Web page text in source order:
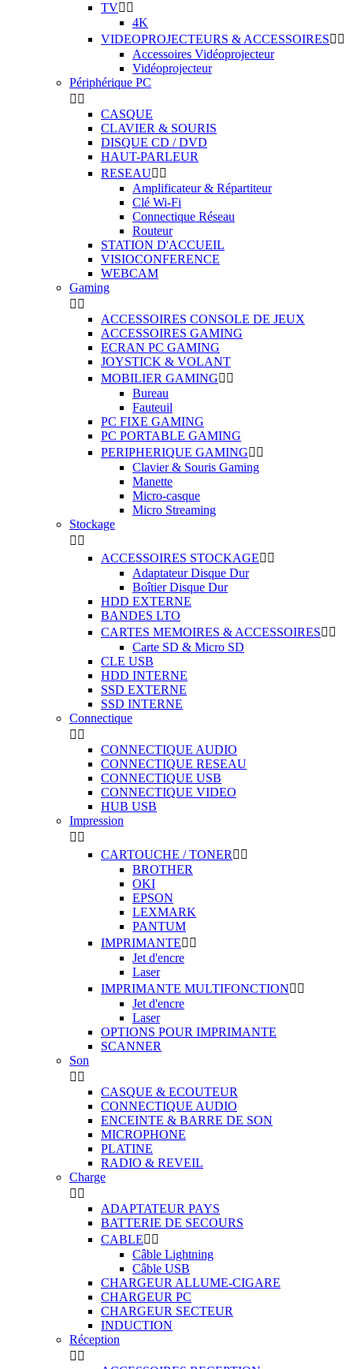
TV 
4K
VIDEOPROJECTEURS & ACCESSOIRES 
Accessoires Vidéoprojecteur
Vidéoprojecteur
Périphérique PC
 
CASQUE
CLAVIER & SOURIS
DISQUE CD / DVD
HAUT-PARLEUR
RESEAU 
Amplificateur & Répartiteur
Clé Wi-Fi
Connectique Réseau
Routeur
STATION D'ACCUEIL
VISIOCONFERENCE
WEBCAM
Gaming
 
ACCESSOIRES CONSOLE DE JEUX
ACCESSOIRES GAMING
ECRAN PC GAMING
JOYSTICK & VOLANT
MOBILIER GAMING 
Bureau
Fauteuil
PC FIXE GAMING
PC PORTABLE GAMING
PERIPHERIQUE GAMING 
Clavier & Souris Gaming
Manette
Micro-casque
Micro Streaming
Stockage
 
ACCESSOIRES STOCKAGE 
Adaptateur Disque Dur
Boîtier Disque Dur
HDD EXTERNE
BANDES LTO
CARTES MEMOIRES & ACCESSOIRES 
Carte SD & Micro SD
CLE USB
HDD INTERNE
SSD EXTERNE
SSD INTERNE
Connectique
 
CONNECTIQUE AUDIO
CONNECTIQUE RESEAU
CONNECTIQUE USB
CONNECTIQUE VIDEO
HUB USB
Impression
 
CARTOUCHE / TONER  
BROTHER
OKI
EPSON
LEXMARK
PANTUM
IMPRIMANTE 
Jet d'encre
Laser
IMPRIMANTE MULTIFONCTION 
Jet d'encre
Laser
OPTIONS POUR IMPRIMANTE
SCANNER
Son
 
CASQUE & ECOUTEUR
CONNECTIQUE AUDIO
ENCEINTE & BARRE DE SON
MICROPHONE
PLATINE
RADIO & REVEIL
Charge
 
ADAPTATEUR PAYS
BATTERIE DE SECOURS
CABLE 
Câble Lightning
Câble USB
CHARGEUR ALLUME-CIGARE
CHARGEUR PC
CHARGEUR SECTEUR
INDUCTION
Réception
 